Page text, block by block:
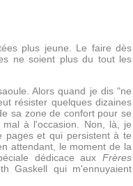
plus jeune. Le faire dès
ne soient plus du tout les
Alors quand je dis "ne
résister quelques dizaines
sa zone de confort pour se
à l'occasion. Non, là, je
pages et qui persistent à te
attendant, le moment de la
dédicace aux Frères
Gaskell qui m'ennuyaient